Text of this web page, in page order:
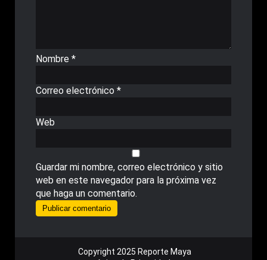
Nombre *
Correo electrónico *
Web
Guardar mi nombre, correo electrónico y sitio
web en este navegador para la próxima vez
que haga un comentario.
Copyright 2025 Reporte Maya